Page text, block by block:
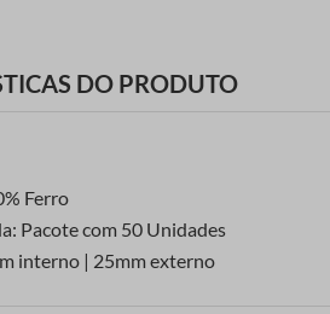
DO PRODUTO
Ferro
Pacote com 50 Unidades
interno | 25mm externo